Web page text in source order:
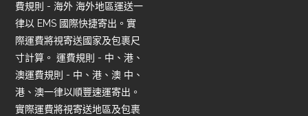
費規則 - 海外 海外地區運送一
律以 EMS 國際快捷寄出。實
際運費將視寄送國家及包裹尺
寸計算。 運費規則 - 中、港、
澳運費規則 - 中、港、澳 中、
港、澳一律以順豐速運寄出。
實際運費將視寄送地區及包裹